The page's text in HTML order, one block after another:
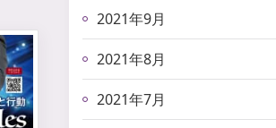
2021年9月
2021年8月
2021年7月